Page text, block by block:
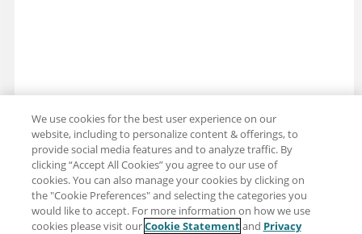
分享：電子郵件 推特
We use cookies for the best user experience on our
website, including to personalize content & offerings, to
provide social media features and to analyze traffic. By
clicking “Accept All Cookies” you agree to our use of
cookies. You can also manage your cookies by clicking on
the "Cookie Preferences" and selecting the categories you
would like to accept. For more information on how we use
cookies please visit ourCookie Statementand Privacy